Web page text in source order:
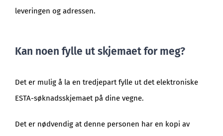
leveringen og adressen.
Kan noen fylle ut skjemaet for meg?
Det er mulig å la en tredjepart fylle ut det elektroniske
ESTA-søknadsskjemaet på dine vegne.
Det er nødvendig at denne personen har en kopi av